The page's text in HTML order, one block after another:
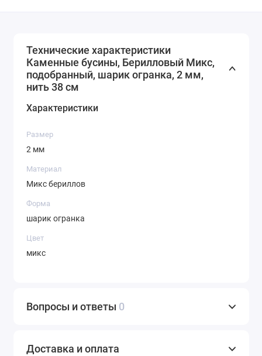
Технические характеристики
Каменные бусины, Берилловый Микс,
подобранный, шарик огранка, 2 мм,
нить 38 см
Характеристики
Размер
2 мм
Материал
Микс бериллов
Форма
шарик огранка
Цвет
микс
Вопросы и ответы 0
Доставка и оплата